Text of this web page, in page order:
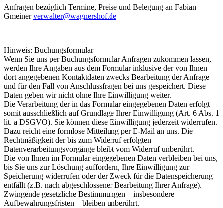
Anfragen bezüglich Termine, Preise und Belegung an Fabian
Gmeinerverwalter@wagnershof.de
Hinweis: Buchungsformular
Wenn Sie uns per Buchungsformular Anfragen zukommen lassen,
werden Ihre Angaben aus dem Formular inklusive der von Ihnen
dort angegebenen Kontaktdaten zwecks Bearbeitung der Anfrage
und für den Fall von Anschlussfragen bei uns gespeichert. Diese
Daten geben wir nicht ohne Ihre Einwilligung weiter.
Die Verarbeitung der in das Formular eingegebenen Daten erfolgt
somit ausschließlich auf Grundlage Ihrer Einwilligung (Art. 6 Abs. 1
lit. a DSGVO). Sie können diese Einwilligung jederzeit widerrufen.
Dazu reicht eine formlose Mitteilung per E-Mail an uns. Die
Rechtmäßigkeit der bis zum Widerruf erfolgten
Datenverarbeitungsvorgänge bleibt vom Widerruf unberührt.
Die von Ihnen im Formular eingegebenen Daten verbleiben bei uns,
bis Sie uns zur Löschung auffordern, Ihre Einwilligung zur
Speicherung widerrufen oder der Zweck für die Datenspeicherung
entfällt (z.B. nach abgeschlossener Bearbeitung Ihrer Anfrage).
Zwingende gesetzliche Bestimmungen – insbesondere
Aufbewahrungsfristen – bleiben unberührt.